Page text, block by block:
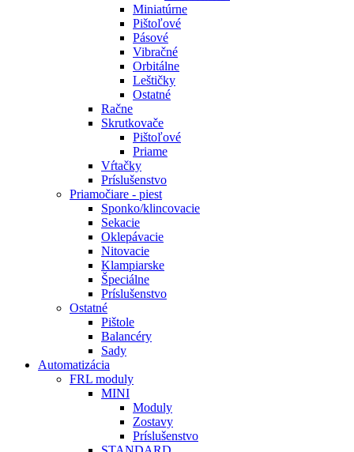
Miniatúrne
Pištoľové
Pásové
Vibračné
Orbitálne
Leštičky
Ostatné
Račne
Skrutkovače
Pištoľové
Priame
Vŕtačky
Príslušenstvo
Priamočiare - piest
Sponko/klincovacie
Sekacie
Oklepávacie
Nitovacie
Klampiarske
Špeciálne
Príslušenstvo
Ostatné
Pištole
Balancéry
Sady
Automatizácia
FRL moduly
MINI
Moduly
Zostavy
Príslušenstvo